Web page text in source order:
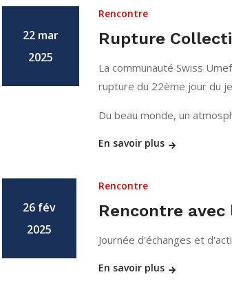
22 mar
2025
Rencontre
Rupture
La communauté Swiss
rupture du 22ème jour du
Du beau monde, un
En savoir plus
26 fév
2025
Rencontre
Rencontre avec
Journée d'échanges et
En savoir plus